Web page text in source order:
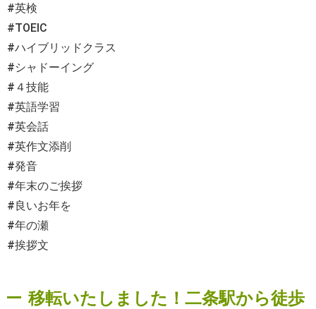
#英検
#TOEIC
#ハイブリッドクラス
#シャドーイング
#４技能
#英語学習
#英会話
#英作文添削
#発音
#年末のご挨拶
#良いお年を
#年の瀬
#挨拶文
移転いたしました！二条駅から徒歩